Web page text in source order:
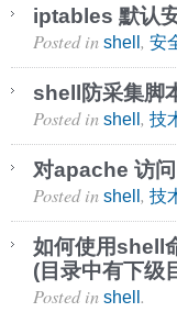
iptables 默认
Posted in shell, 安
shell防采集脚
Posted in shell, 技
对apache 访
Posted in shell, 技
如何使用shell
(目录中有下级
Posted in shell.